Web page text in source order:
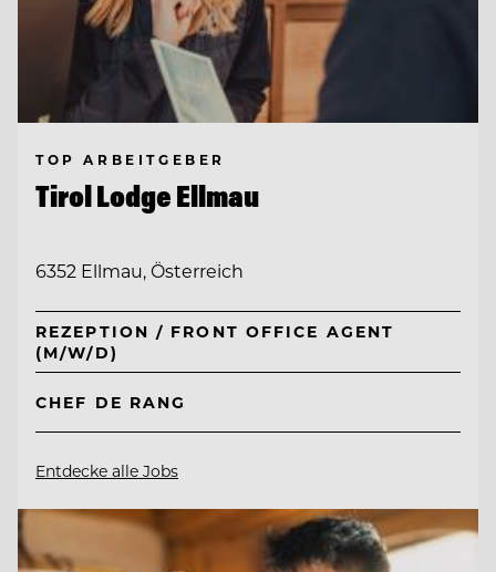
TOP ARBEITGEBER
Tirol Lodge Ellmau
6352 Ellmau, Österreich
REZEPTION / FRONT OFFICE AGENT
(M/W/D)
CHEF DE RANG
Entdecke alle Jobs